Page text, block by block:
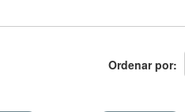
Ordenar por